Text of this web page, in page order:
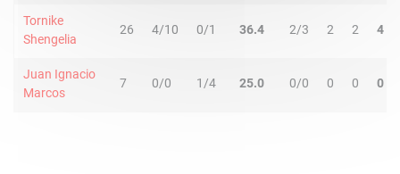
Tornike
Shengelia
26 4/10 0/1 36.4 2/3 2 2 4
Juan Ignacio
Marcos
7 0/0 1/4 25.0 0/0 0 0 0